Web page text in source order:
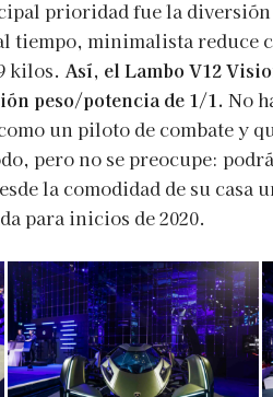
prioridad fue la diversión
tiempo, minimalista reduce
kilos. Así, el Lambo V12
peso/potencia de 1/1. No
un piloto de combate y
pero no se preocupe:
la comodidad de su casa
para inicios de 2020.